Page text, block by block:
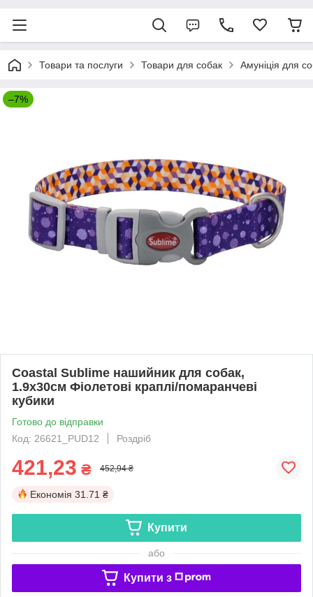
Товари та послуги Товари для собак Амуніція для
–7%
Coastal Sublime нашийник для собак,
1.9x30см Фіолетові краплі/помаранчеві
кубики
Готово до відправки
Код: 26621_PUD12
Роздріб
421,23 ₴ 452,94 ₴
Економія 31.71 ₴
Купити
або
Купити з